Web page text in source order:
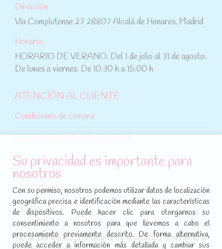
Dirección
Vía Complutense 27 28807 Alcalá de Henares. Madrid
Horario:
HORARIO DE VERANO: Del 1 de julio al 31 de agosto:
De lunes a viernes: De 10:30 h a 15:00 h
ATENCIÓN AL CLIENTE
Condiciones de compra
Política de cookies
SÍGUENOS EN REDES SOCIALES
Encuéntranos en:
Facebook
page
opens
YouTube
page
opens
Instagram
page
opens
No te pierdas las promociones y novedades, suscríbete a
Su privacidad es importante para
nosotros
Con su permiso, nosotros podemos utilizar datos de localización
geográfica precisa e identificación mediante las características
de dispositivos. Puede hacer clic para otorgarnos su
consentimiento a nosotros para que llevemos a cabo el
procesamiento previamente descrito. De forma alternativa,
puede acceder a información más detallada y cambiar sus